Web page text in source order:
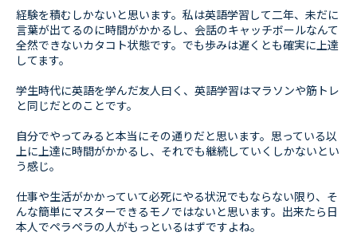
経験を積むしかないと思います。私は英語学習して二年、未だに
言葉が出てるのに時間がかかるし、会話のキャッチボールなんて
全然できないカタコト状態です。でも歩みは遅くとも確実に上達
してます。
学生時代に英語を学んだ友人曰く、英語学習はマラソンや筋トレ
と同じだとのことです。
自分でやってみると本当にその通りだと思います。思っている以
上に上達に時間がかかるし、それでも継続していくしかないとい
う感じ。
仕事や生活がかかっていて必死にやる状況でもならない限り、そ
んな簡単にマスターできるモノではないと思います。出来たら日
本人でペラペラの人がもっといるはずですよね。